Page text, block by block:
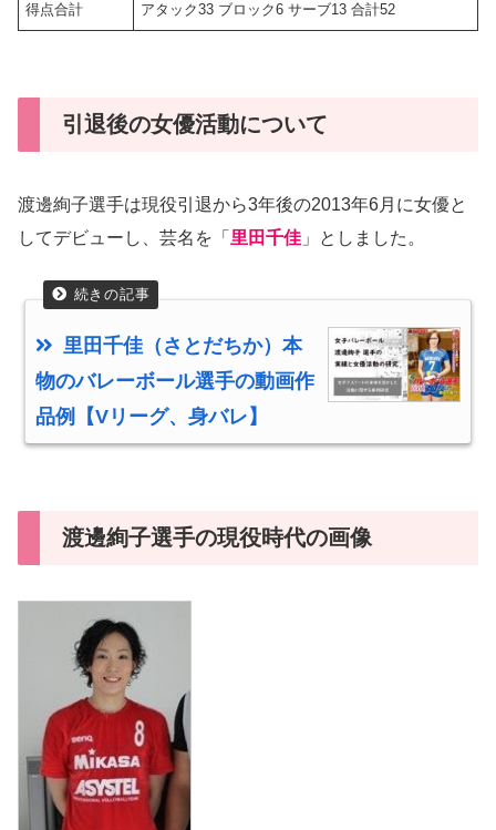
得点合計 アタック33 ブロック6 サーブ13 合計52
引退後の女優活動について
渡邊絢子選手は現役引退から3年後の2013年6月に女優と
してデビューし、芸名を「 里田千佳 」としました。
里田千佳（さとだちか）本
物のバレーボール選手の動画作
品例【Vリーグ、身バレ】
渡邊絢子選手の現役時代の画像